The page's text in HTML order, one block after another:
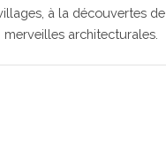
à la découvertes de
merveilles architecturales.